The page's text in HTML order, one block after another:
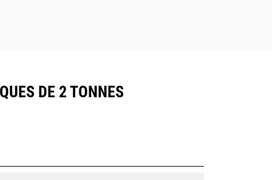
DE 2 TONNES